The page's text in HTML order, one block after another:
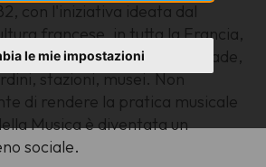
le mie impostazioni
con l'iniziativa ideata dal
francese, in tutta la Francia,
e professionisti invadono strade,
stazioni, musei. Non
di rendere la pratica musicale
Musica è diventata un
sociale.